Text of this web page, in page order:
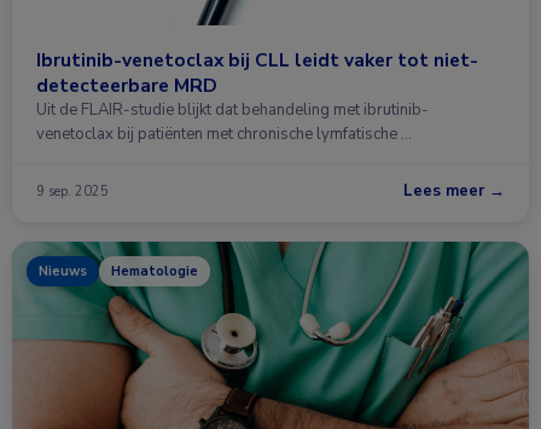
Ibrutinib-venetoclax bij CLL leidt vaker tot niet-
detecteerbare MRD
Uit de FLAIR-studie blijkt dat behandeling met ibrutinib-
venetoclax bij patiënten met chronische lymfatische …
9 sep. 2025 Lees meer →
Nieuws Hematologie